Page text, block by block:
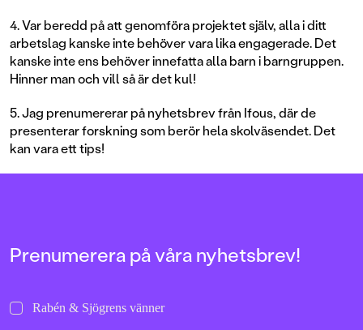
4. Var beredd på att genomföra projektet själv, alla i ditt
arbetslag kanske inte behöver vara lika engagerade. Det
kanske inte ens behöver innefatta alla barn i barngruppen.
Hinner man och vill så är det kul!
5. Jag prenumererar på nyhetsbrev från Ifous, där de
presenterar forskning som berör hela skolväsendet. Det
kan vara ett tips!
Prenumerera på våra nyhetsbrev!
Rabén & Sjögrens vänner